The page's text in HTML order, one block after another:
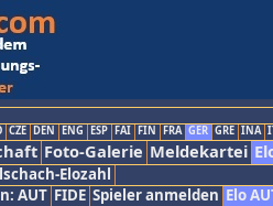
CZE DEN ENG ESP FAI FIN FRA GER GRE INA
Foto-Galerie Meldekartei
Elozahl
AUT FIDE Spieler anmelden Elo